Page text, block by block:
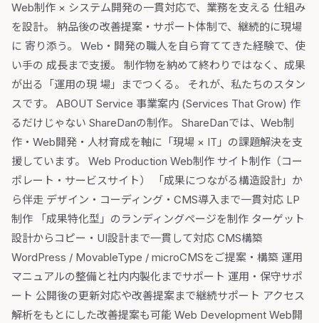
Web制作 × システム開発の一貫対応で、業務を支える 仕組み
を設計。 納品後の改善提案・サポート体制で、継続的に現場
に 寄り添う。 Web・開発の職人を自ら育ててきた経験で、使
い手の 成長まで支援。 制作物を納めて終わりではなく、成果
が出る「運用の現 場」までつくる。 それが、私たちのスタン
スです。 ABOUT Service 事業案内 (Services That Grow) 作
るだけじゃない ShareDanの制作。 ShareDanでは、Web制
作・Web開発・人材育成を軸に「現場 × IT」の課題解決を支
援しています。 Web Production Web制作 サイト制作（コー
ポレート・サービスサイト） 「成果につながる構造設計」か
ら伴走 デザイン・コーディング・CMS導入まで一貫対応 LP
制作 「成果特化型」のランディングページを制作 ターゲット
設計からコピー・UI設計まで一貫して対応 CMS構築
WordPress / MovableType / microCMSをご提案・構築 運用
マニュアルの整備と社内内製化までサポート 運用・保守サポ
ート 公開後の更新対応や改善提案まで継続サポート アクセス
解析をもとにした改善提案も可能 Web Development Web開